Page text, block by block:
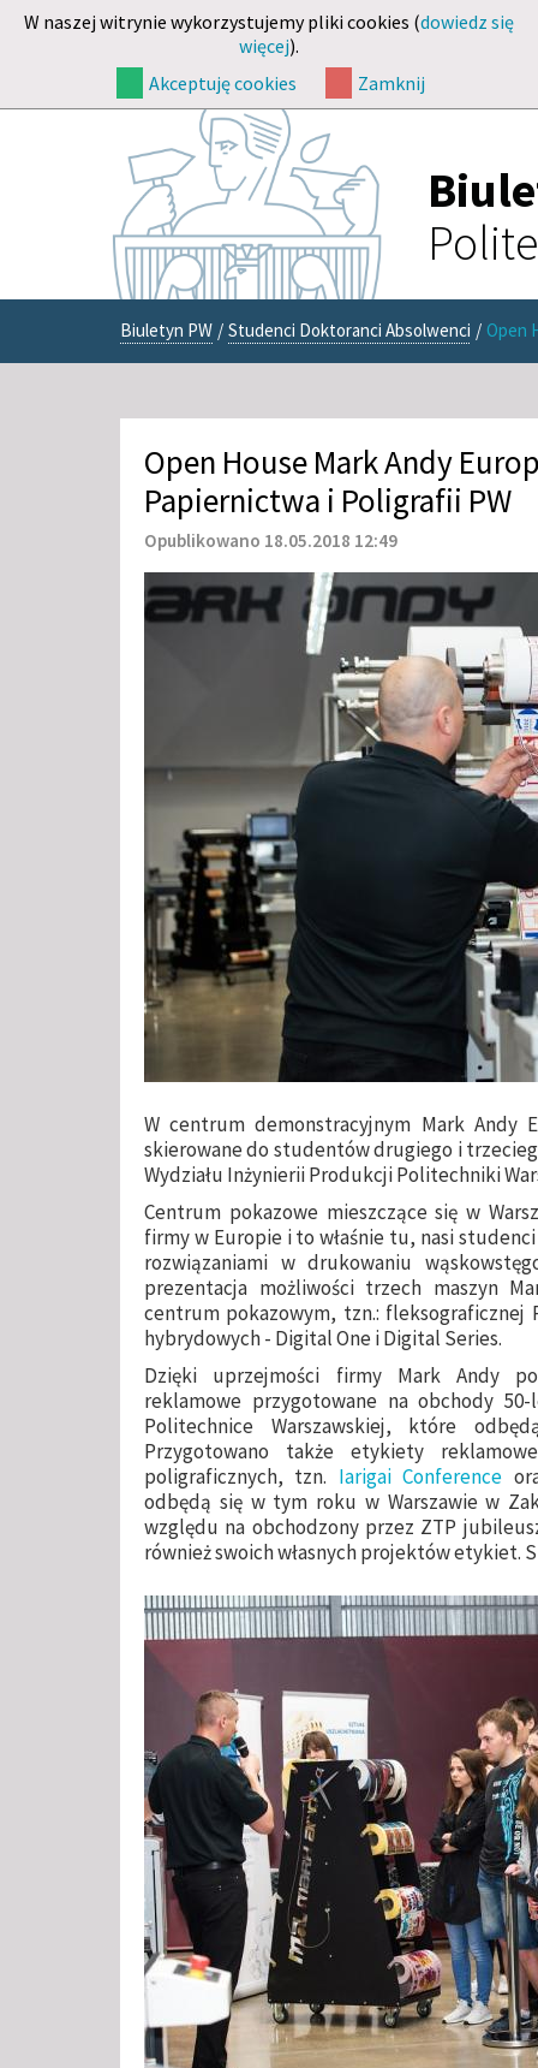
W naszej witrynie wykorzystujemy pliki cookies (dowiedz się
więcej).
Akceptuję cookies
Zamknij
Biuletyn PW / Studenci Doktoranci Absolwenci / Open
Open House Mark Andy
Papiernictwa i Poligrafii PW
Opublikowano 18.05.2018 12:49
W centrum demonstracyjnym Mark Andy
skierowane do studentów drugiego i
Wydziału Inżynierii Produkcji Politechniki
Centrum pokazowe mieszczące się w
firmy w Europie i to właśnie tu, nasi
rozwiązaniami w drukowaniu
prezentacja możliwości trzech maszyn
centrum pokazowym, tzn.: fleksograficznej
hybrydowych - Digital One i Digital Series.
Dzięki uprzejmości firmy Mark Andy
reklamowe przygotowane na obchody
Politechnice Warszawskiej, które
Przygotowano także etykiety
poligraficznych, tzn. Iarigai Conference
odbędą się w tym roku w Warszawie w
względu na obchodzony przez ZTP
również swoich własnych projektów etykiet.